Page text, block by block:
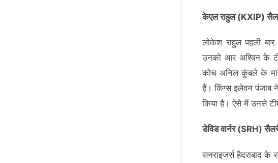
केएल राहुल (KXIP)
लोकेश राहुल पहली
उनको आर अश्विन के
कोच अनिल कुंबले के
हैं। किंग्स इलेवन पंजाब
किया है। ऐसे में उनसे
डेविड वार्नर (SRH)
सनराइजर्स हैदराबाद